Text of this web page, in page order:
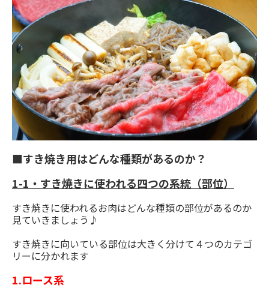
■すき焼き用はどんな種類があるのか？
1-1・すき焼きに使われる四つの系統（部位）
すき焼きに使われるお肉はどんな種類の部位があるのか
見ていきましょう♪
すき焼きに向いている部位は大きく分けて４つのカテゴ
リーに分かれます
1.ロース系